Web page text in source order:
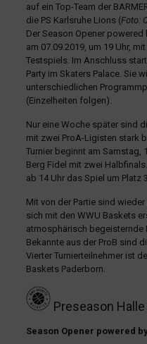
auf ein Top-Team der
die PS Karlsruhe Lions (Foto:
Der Season Opener
am 07.09.2019, um 19 Uhr,
Testspiels. Im Anschluss
Party im Skaters Palace. Sie
unterschiedlichen
(Einzelheiten folgen).
Nur eine Woche später sind
mit zwei ProA-Ligisten stark
Turnier beginnt am Samstag,
Berg Fidel mit zwei
ab 14 Uhr das Spiel um Platz
Mit von der Partie sind
sich mit den WWU Baskets
atmosphärisch begeisternde
Bekannte aus der ProB sind
Vierter Turnierteilnehmer ist
Baskets Paderborn.
Preseason Halle
Season Opener powered